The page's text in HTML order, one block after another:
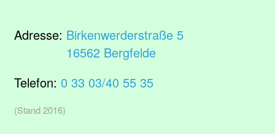
Adresse: Birkenwerderstraße 5
16562 Bergfelde
Telefon: 0 33 03/40 55 35
(Stand 2016)